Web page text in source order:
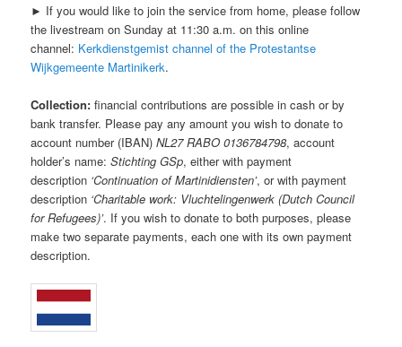
► If you would like to join the service from home, please follow
the livestream on Sunday at 11:30 a.m. on this online
channel: Kerkdienstgemist channel of the Protestantse
Wijkgemeente Martinikerk.
Collection: financial contributions are possible in cash or by
bank transfer. Please pay any amount you wish to donate to
account number (IBAN)NL27 RABO 0136784798, account
holder’s name:Stichting GSp, either with payment
description ‘Continuation of Martinidiensten’, or with payment
description ‘Charitable work: Vluchtelingenwerk (Dutch Council
for Refugees)’. If you wish to donate to both purposes, please
make two separate payments, each one with its own payment
description.